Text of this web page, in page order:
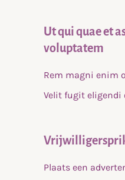
Ut qui quae et
voluptatem
Rem magni enim
Velit fugit eligendi
Plaats een